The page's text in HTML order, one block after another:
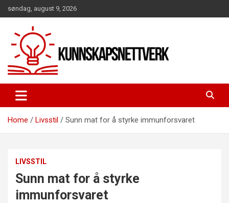
to
søndag, august 9, 2026
Home Livsstil Sunn mat for å styrke immunforsvaret
LIVSSTIL
Sunn mat for å styrke
immunforsvaret